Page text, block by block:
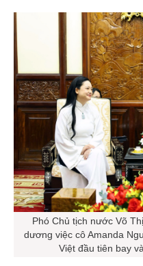
Phó Chủ tịch nước Võ
dương việc cô Amanda
Việt đầu tiên bay